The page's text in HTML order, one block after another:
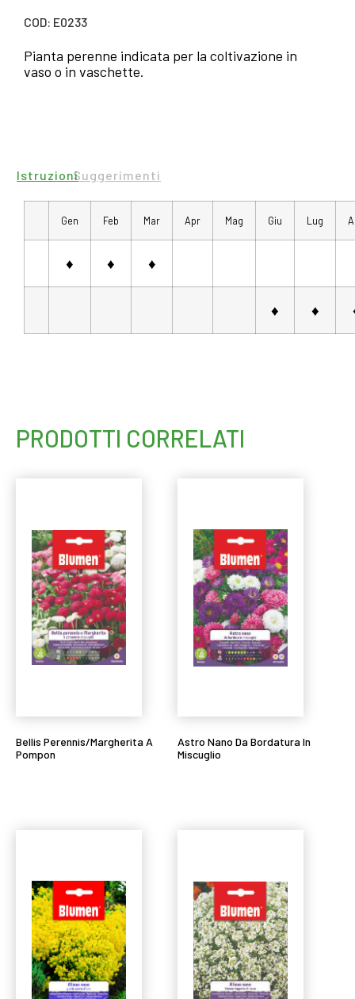
COD: E0233
Pianta perenne indicata per la coltivazione in
vaso o in vaschette.
IstruzioniSuggerimenti
Gen Feb Mar Apr Mag Giu Lug
♦ ♦ ♦
♦ ♦
PRODOTTI CORRELATI
Bellis Perennis/Margherita A
Pompon
Astro Nano Da Bordatura In
Miscuglio